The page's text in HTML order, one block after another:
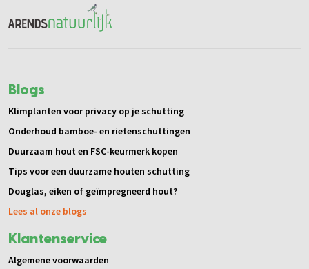
Blogs
Klimplanten voor privacy op je schutting
Onderhoud bamboe- en rietenschuttingen
Duurzaam hout en FSC-keurmerk kopen
Tips voor een duurzame houten schutting
Douglas, eiken of geïmpregneerd hout?
Lees al onze blogs
Klantenservice
Algemene voorwaarden